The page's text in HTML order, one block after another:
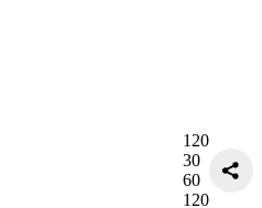
120
30
60
120